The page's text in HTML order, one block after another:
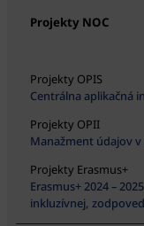
Projekty NOC
Projekty OPIS
Centrálna aplikačná
Projekty OPII
Manažment údajov
Projekty Erasmus+
Erasmus+ 2024 –
inkluzívnej,